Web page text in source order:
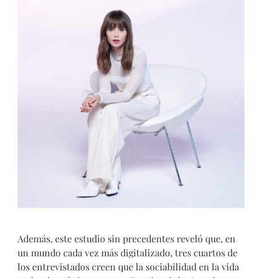
Además, este estudio sin precedentes reveló que, en
un mundo cada vez más digitalizado, tres cuartos de
los entrevistados creen que la sociabilidad en la vida